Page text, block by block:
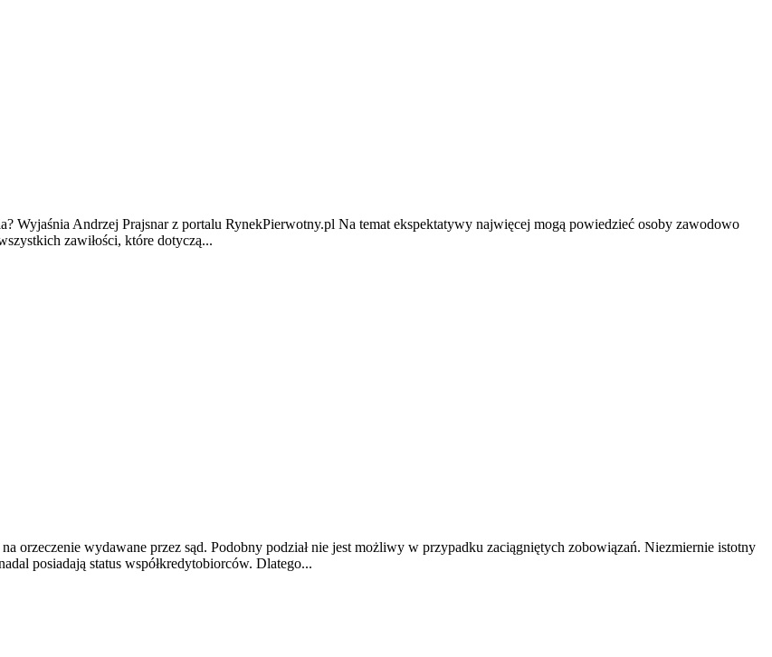
Wyjaśnia Andrzej Prajsnar z portalu RynekPierwotny.pl Na temat ekspektatywy najwięcej mogą powiedzieć osoby zawodowo
zawiłości, które dotyczą...
orzeczenie wydawane przez sąd. Podobny podział nie jest możliwy w przypadku zaciągniętych zobowiązań. Niezmiernie istotny
posiadają status współkredytobiorców. Dlatego...